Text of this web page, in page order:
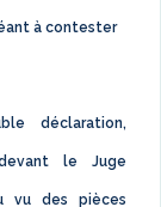
à contester
déclaration,
le Juge
vu des pièces